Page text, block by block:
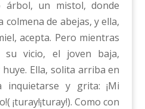
árbol, un mistol, donde
de abejas, y ella,
acepta. Pero mientras
su vicio, el joven baja,
Ella, solita arriba en
inquietarse y grita: ¡Mi
¡turay!¡turay!). Como con